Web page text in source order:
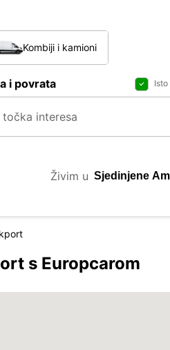
Kombiji i kamioni
i povrata
Živim u
s Europcarom